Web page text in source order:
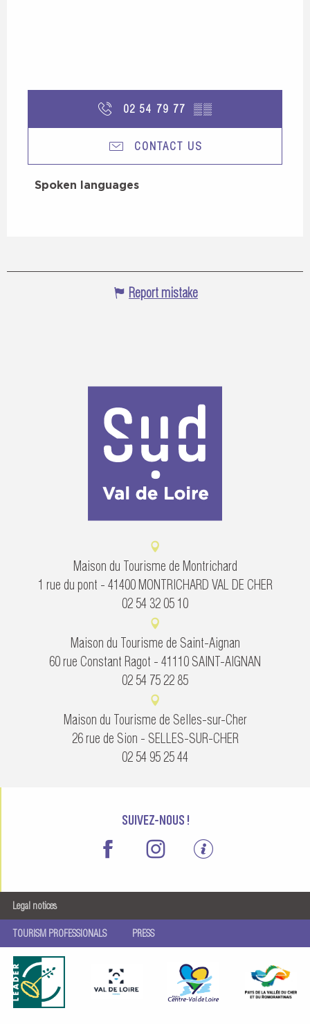
02 54 79 77 ▒▒
CONTACT US
Spoken languages
Spoken languages
Report mistake
Maison du Tourisme de Montrichard
1 rue du pont - 41400 MONTRICHARD VAL DE CHER
02 54 32 05 10
Maison du Tourisme de Saint-Aignan
60 rue Constant Ragot - 41110 SAINT-AIGNAN
02 54 75 22 85
Maison du Tourisme de Selles-sur-Cher
26 rue de Sion - SELLES-SUR-CHER
02 54 95 25 44
SUIVEZ-NOUS !
Legal notices
TOURISM PROFESSIONALS PRESS